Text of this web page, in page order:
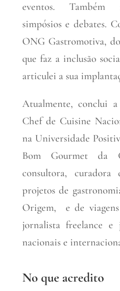
eventos. Também
simpósios e debates.
ONG Gastromotiva,
que faz a inclusão
articulei a sua
Atualmente, conclui a
Chef de Cuisine
na Universidade
Bom Gourmet da
consultora,
projetos de
Origem, e de
jornalista freelance e
nacionais e
No que acredito